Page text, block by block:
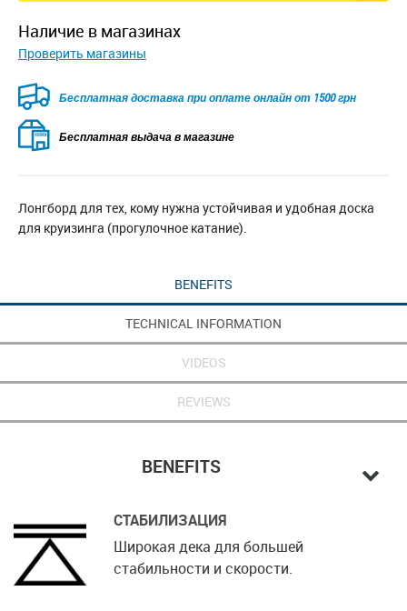
наличие в магазинах
Проверить магазины
Безкоштовна доставка для замовлень від 2500 грн при
оплаті онлайн
Бесплатная выдача в магазине
Лонгборд для тех, кому нужна устойчивая и удобная доска
для круизинга (прогулочное катание).
BENEFITS
TECHNICAL INFORMATION
VIDEOS
REVIEWS
BENEFITS
СТАБИЛИЗАЦИЯ
Широкая дека для большей
стабильности и скорости.